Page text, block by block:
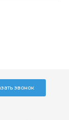
звонок